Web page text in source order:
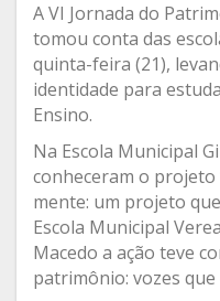
A VI Jornada do
tomou conta das
quinta-feira (21),
identidade para
Ensino.
Na Escola Municipal
conheceram o projeto
mente: um projeto
Escola Municipal
Macedo a ação teve
patrimônio: vozes